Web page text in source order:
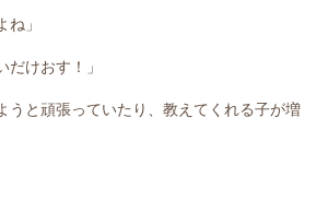
ね」
だけおす！」
うと頑張っていたり、教えてくれる子が増